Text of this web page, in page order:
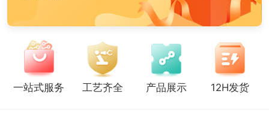
一站式服务 工艺齐全 产品展示 12H发货